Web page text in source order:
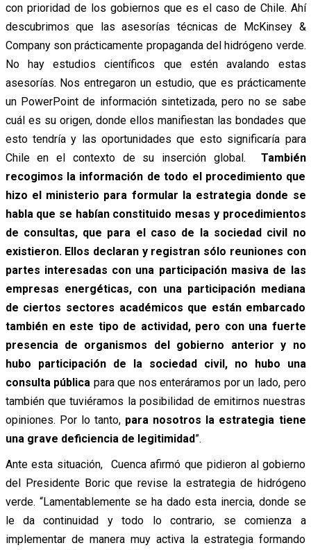
con prioridad de los gobiernos que es el caso de Chile. Ahí
descubrimos que las asesorías técnicas de McKinsey &
Company son prácticamente propaganda del hidrógeno verde.
No hay estudios científicos que estén avalando estas
asesorías. Nos entregaron un estudio, que es prácticamente
un PowerPoint de información sintetizada, pero no se sabe
cuál es su origen, donde ellos manifiestan las bondades que
esto tendría y las oportunidades que esto significaría para
Chile en el contexto de su inserción global. También
recogimos la información de todo el procedimiento que
hizo el ministerio para formular la estrategia donde se
habla que se habían constituido mesas y procedimientos
de consultas, que para el caso de la sociedad civil no
existieron. Ellos declaran y registran sólo reuniones con
partes interesadas con una participación masiva de las
empresas energéticas, con una participación mediana
de ciertos sectores académicos que están embarcado
también en este tipo de actividad, pero con una fuerte
presencia de organismos del gobierno anterior y no
hubo participación de la sociedad civil, no hubo una
consulta pública para que nos enteráramos por un lado, pero
también que tuviéramos la posibilidad de emitirnos nuestras
opiniones. Por lo tanto, para nosotros la estrategia tiene
una grave deficiencia de legitimidad”.
Ante esta situación, Cuenca afirmó que pidieron al gobierno
del Presidente Boric que revise la estrategia de hidrógeno
verde. “Lamentablemente se ha dado esta inercia, donde se
le da continuidad y todo lo contrario, se comienza a
implementar de manera muy activa la estrategia formando